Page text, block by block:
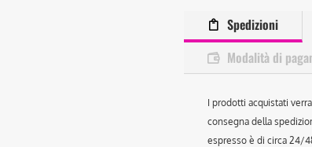
Spedizioni
Modalità di
I prodotti acquistati
consegna della
espresso è di circa 24/